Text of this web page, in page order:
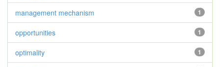
1
management mechanism
1
opportunities
1
optimality